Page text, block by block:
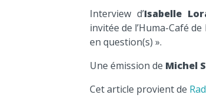
Interview d’Isabelle
invitée de l’Huma-Café
en question(s) ».
Une émission de Michel
Cet article provient de